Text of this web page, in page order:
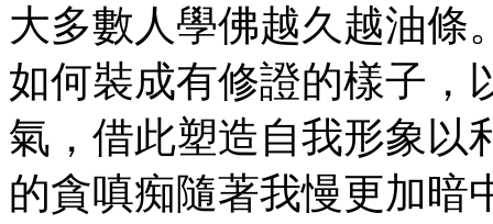
大多數人學佛越久越油條
如何裝成有修證的樣子，
氣，借此塑造自我形象以
的貪嗔痴隨著我慢更加暗